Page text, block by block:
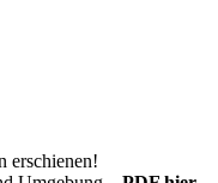
erschienen!